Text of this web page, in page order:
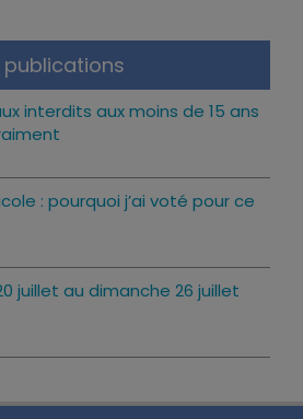
publications
interdits aux moins de 15 ans
: pourquoi j’ai voté pour ce
juillet au dimanche 26 juillet